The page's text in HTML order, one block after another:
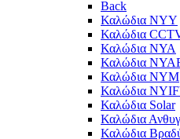
Back
Καλώδια NYY
Καλώδια
Καλώδια NYA
Καλώδια
Καλώδια NYΜ
Καλώδια
Καλώδια Solar
Καλώδια
Καλώδια